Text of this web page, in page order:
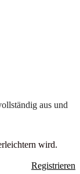
aus und
wird.
Registrieren